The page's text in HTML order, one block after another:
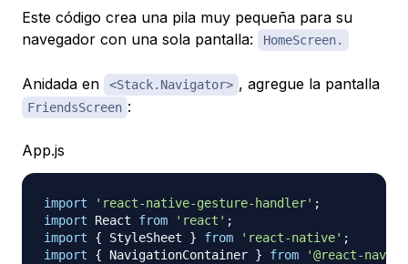
Este código crea una pila muy pequeña para su
navegador con una sola pantalla:
HomeScreen.
Anidada en <Stack.Navigator> , agregue la pantalla
FriendsScreen :
App.js
import 'react-native-gesture-handler' ;
import
React from 'react' ;
import
{ StyleSheet } from 'react-native' ;
import
{ NavigationContainer } from
'@react-